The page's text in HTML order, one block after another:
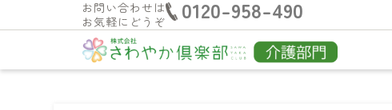
お問い合わせは
お気軽にどうぞ
0120-958-490